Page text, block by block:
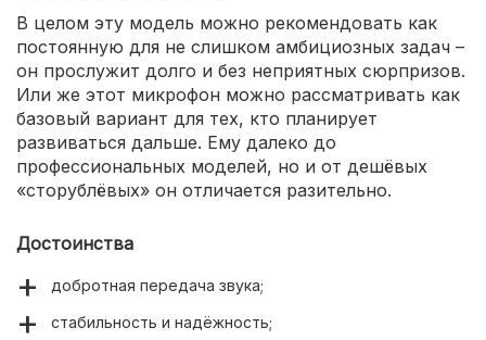
В целом эту модель можно рекомендовать как
постоянную для не слишком амбициозных задач –
он прослужит долго и без неприятных сюрпризов.
Или же этот микрофон можно рассматривать как
базовый вариант для тех, кто планирует
развиваться дальше. Ему далеко до
профессиональных моделей, но и от дешёвых
«сторублёвых» он отличается разительно.
Достоинства
добротная передача звука;
стабильность и надёжность;